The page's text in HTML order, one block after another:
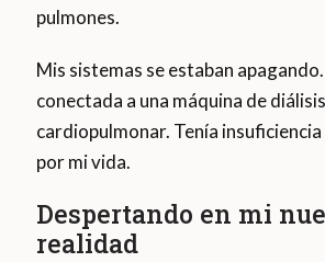
pulmones.
Mis sistemas se estaban
conectada a una máquina de
cardiopulmonar. Tenía insuficiencia
por mi vida.
Despertando en mi
realidad